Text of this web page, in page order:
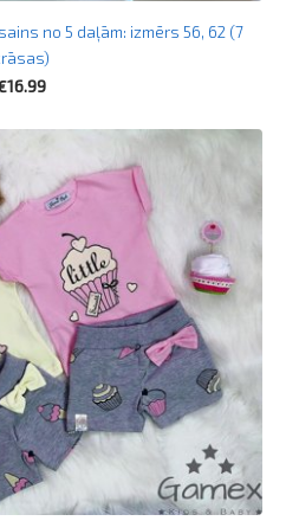
no 5 daļām: izmērs 56, 62 (7